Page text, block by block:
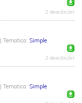
2 descărcări
| Tematica: Simple
2 descărcări
| Tematica: Simple